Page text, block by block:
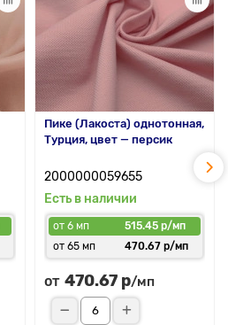
Пике (Лакоста) однотонная,
Турция, цвет — персик
2000000059655
Есть в наличии
от 6 мп
515.45 р/мп
от 65 мп
470.67 р/мп
от 470.67 р/мп